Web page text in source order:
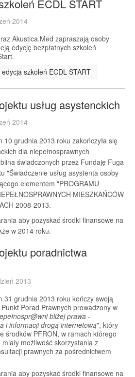
ECDL START
2014
Akustica.Med zapraszają osoby
edycję bezpłatnych szkoleń
szkoleń ECDL START
usług asystenckich
2014
10 grudnia 2013 roku zakończyła się
dla niepełnosprawnych
świadczonych przez Fundaję Fuga
"Świadczenie usług asystenta osoby
elementem "PROGRAMU
MIESZKAŃCÓW
2008-2013.
aby pozyskać środki finansowe na
w 2014 roku.
poradnictwa
2013
31 grudnia 2013 roku kończy swoją
Porad Prawnych prowadzony w
bliżej prawa -
i informacji drogą internetową", który
środków PFRON, w ramach którego
możliwość skorzystania z
prawnych za pośrednictwem
aby pozyskać środki finansowe na